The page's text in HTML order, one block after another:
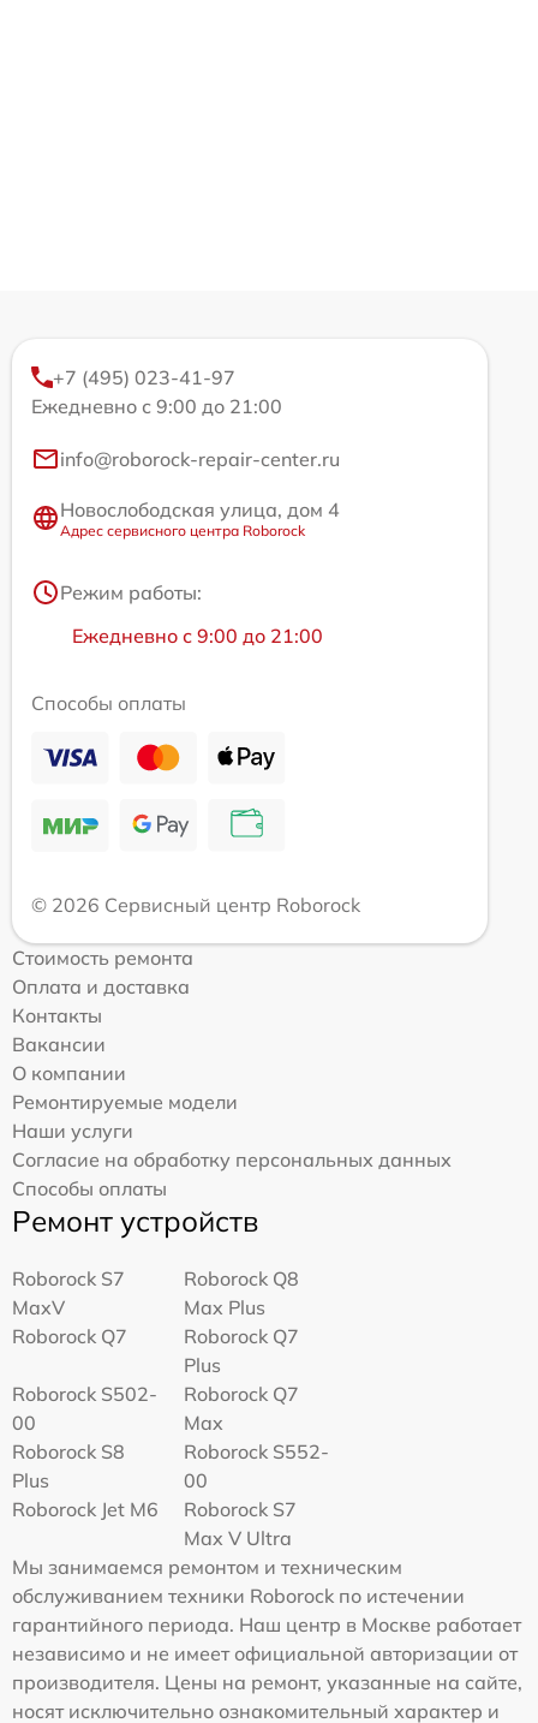
+7 (495) 023-41-97
Ежедневно с 9:00 до 21:00
info@roborock-repair-center.ru
Новослободская улица, дом 4
Адрес сервисного центра Roborock
Режим работы:
Ежедневно с 9:00 до 21:00
Способы оплаты
© 2026 Сервисный центр Roborock
Стоимость ремонта
Оплата и доставка
Контакты
Вакансии
О компании
Ремонтируемые модели
Наши услуги
Согласие на обработку персональных данных
Способы оплаты
Ремонт устройств
Roborock S7
MaxV
Roborock Q8
Max Plus
Roborock Q7
Roborock Q7
Plus
Roborock S502-
00
Roborock Q7
Max
Roborock S8
Plus
Roborock S552-
00
Roborock Jet M6
Roborock S7
Max V Ultra
Мы занимаемся ремонтом и техническим
обслуживанием техники Roborock по истечении
гарантийного периода. Наш центр в Москве работает
независимо и не имеет официальной авторизации от
производителя. Цены на ремонт, указанные на сайте,
носят исключительно ознакомительный характер и